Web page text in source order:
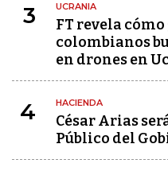
3 UCRANIA
FT revela
colombianos
en drones en
4 HACIENDA
César Arias
Público del